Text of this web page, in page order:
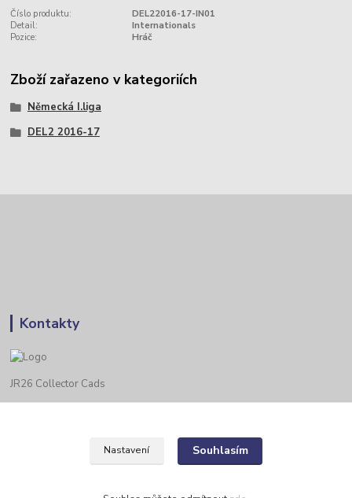
Číslo produktu:
DEL22016-17-IN01
Detail:
Internationals
Pozice:
Hráč
Zboží zařazeno v kategoriích
Německá I.liga
DEL2 2016-17
Kontakty
JR26 Collector Cads
JR26@seznam.czNastavení Souhlasím